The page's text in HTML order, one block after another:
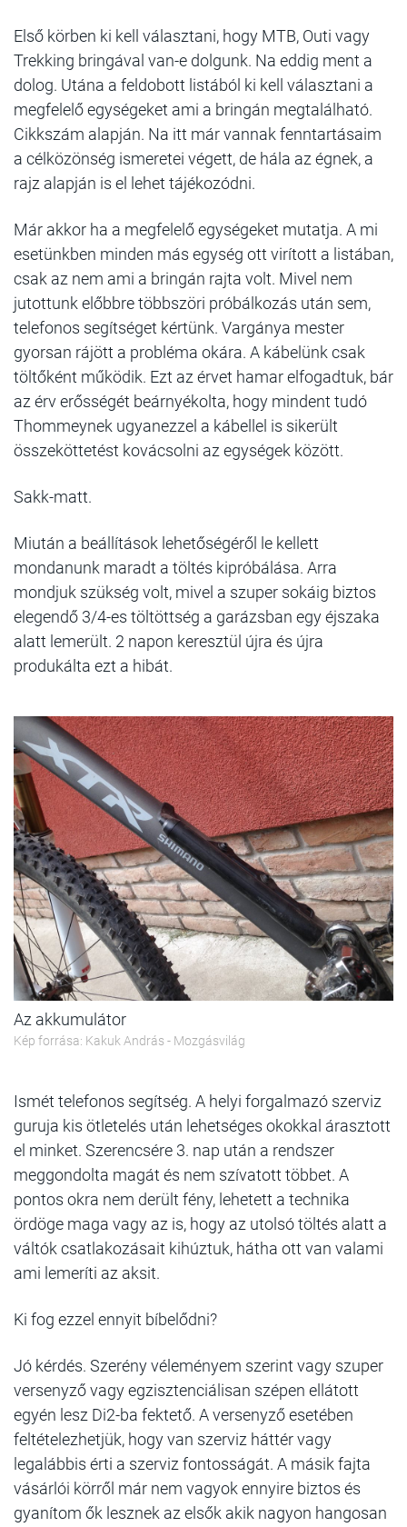
Első körben ki kell választani, hogy MTB, Outi vagy
Trekking bringával van-e dolgunk. Na eddig ment a
dolog. Utána a feldobott listából ki kell választani a
megfelelő egységeket ami a bringán megtalálható.
Cikkszám alapján. Na itt már vannak fenntartásaim
a célközönség ismeretei végett, de hála az égnek, a
rajz alapján is el lehet tájékozódni.
Már akkor ha a megfelelő egységeket mutatja. A mi
esetünkben minden más egység ott virított a listában,
csak az nem ami a bringán rajta volt. Mivel nem
jutottunk előbbre többszöri próbálkozás után sem,
telefonos segítséget kértünk. Vargánya mester
gyorsan rájött a probléma okára. A kábelünk csak
töltőként működik. Ezt az érvet hamar elfogadtuk, bár
az érv erősségét beárnyékolta, hogy mindent tudó
Thommeynek ugyanezzel a kábellel is sikerült
összeköttetést kovácsolni az egységek között.
Sakk-matt.
Miután a beállítások lehetőségéről le kellett
mondanunk maradt a töltés kipróbálása. Arra
mondjuk szükség volt, mivel a szuper sokáig biztos
elegendő 3/4-es töltöttség a garázsban egy éjszaka
alatt lemerült. 2 napon keresztül újra és újra
produkálta ezt a hibát.
Az akkumulátor
Kép forrása: Kakuk András - Mozgásvilág
Ismét telefonos segítség. A helyi forgalmazó szerviz
guruja kis ötletelés után lehetséges okokkal árasztott
el minket. Szerencsére 3. nap után a rendszer
meggondolta magát és nem szívatott többet. A
pontos okra nem derült fény, lehetett a technika
ördöge maga vagy az is, hogy az utolsó töltés alatt a
váltók csatlakozásait kihúztuk, hátha ott van valami
ami lemeríti az aksit.
Ki fog ezzel ennyit bíbelődni?
Jó kérdés. Szerény véleményem szerint vagy szuper
versenyző vagy egzisztenciálisan szépen ellátott
egyén lesz Di2-ba fektető. A versenyző esetében
feltételezhetjük, hogy van szerviz háttér vagy
legalábbis érti a szerviz fontosságát. A másik fajta
vásárlói körről már nem vagyok ennyire biztos és
gyanítom ők lesznek az elsők akik nagyon hangosan